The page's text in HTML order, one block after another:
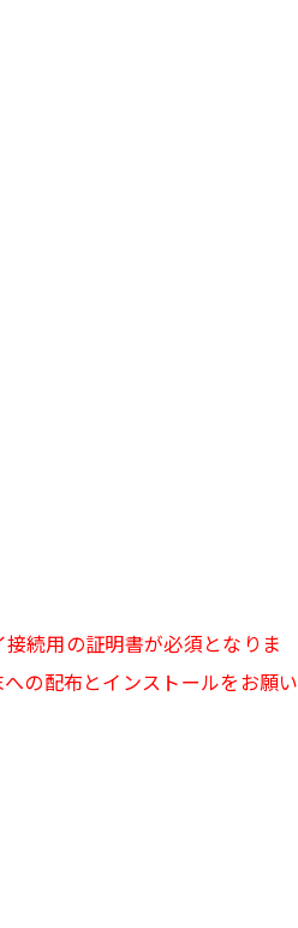
続用の証明書が必須となりま
の配布とインストールをお願い